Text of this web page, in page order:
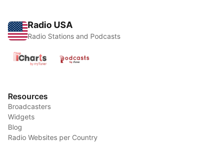
Radio USA
Radio Stations and Podcasts
Resources
Broadcasters
Widgets
Blog
Radio Websites per Country